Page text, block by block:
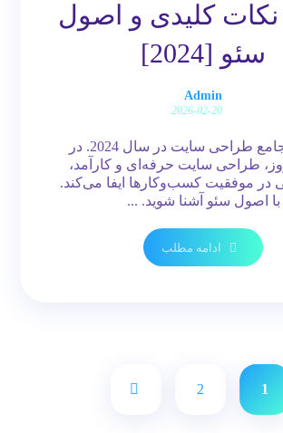
نکات کلیدی و اصول
سئو [2024]
Admin
2026-02-20
راهنمای جامع طراحی سایت در سال 2024. در
طراحی سایت حرفه‌ای و کارآمد،
در موفقیت کسب‌وکارها ایفا می‌کند.
با اصول سئو آشنا شوید. ...
ادامه مطلب
1
2